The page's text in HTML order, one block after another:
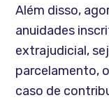
Além disso,
anuidades
extrajudicial,
parcelamento,
caso de